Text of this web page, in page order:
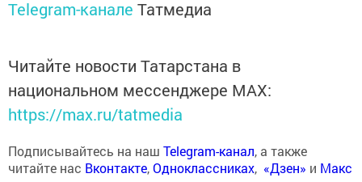
Telegram-канале Татмедиа
Читайте новости Татарстана в
национальном мессенджере MАХ:
https://max.ru/tatmedia
Подписывайтесь на наш Telegram-канал, а также
читайте нас Вконтакте,Одноклассниках, «Дзен» и Макс